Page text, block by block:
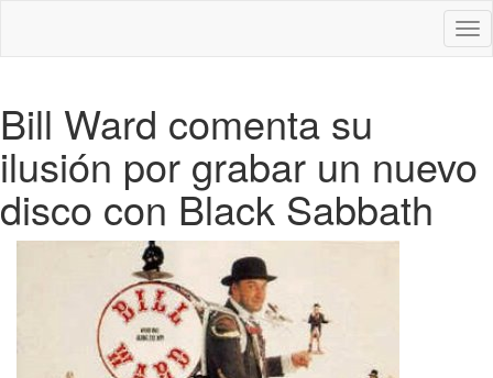
Bill Ward comenta su
ilusión por grabar un nuevo
disco con Black Sabbath